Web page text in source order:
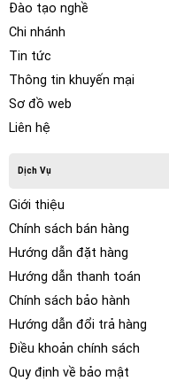
Đào tạo nghề
Chi nhánh
Tin tức
Thông tin khuyến mại
Sơ đồ web
Liên hệ
Dịch Vụ
Giới thiệu
Chính sách bán hàng
Hướng dẫn đặt hàng
Hướng dẫn thanh toán
Chính sách bảo hành
Hướng dẫn đổi trả hàng
Điều khoản chính sách
Quy định về bảo mật